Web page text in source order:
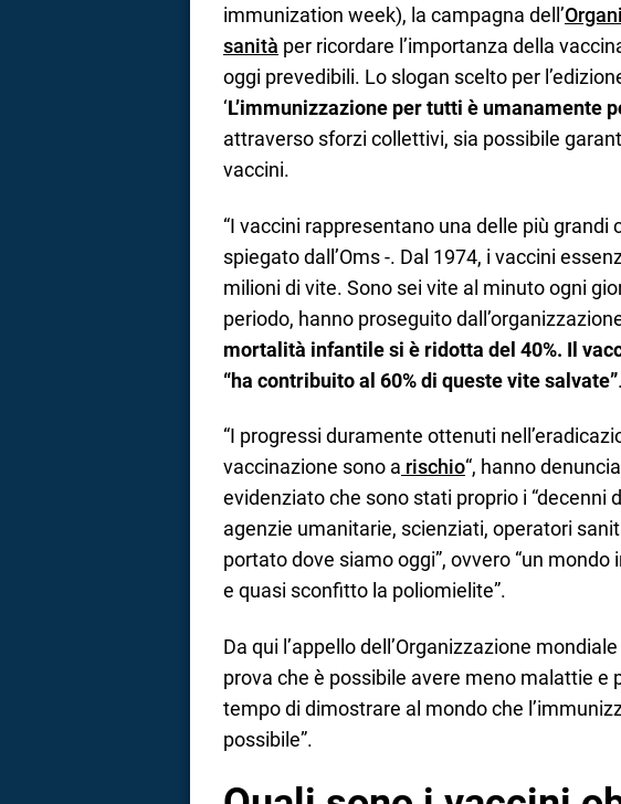
immunization week), la campagna dell’
sanità per ricordare l’importanza della
oggi prevedibili. Lo slogan scelto per
‘L’immunizzazione per tutti è umanamente
attraverso sforzi collettivi, sia possibile
vaccini.
“I vaccini rappresentano una delle più grandi
spiegato dall’Oms -. Dal 1974, i vaccini
milioni di vite. Sono sei vite al minuto ogni
periodo, hanno proseguito
mortalità infantile si è ridotta del 40%. Il
“ha contribuito al 60% di queste vite salvate”.
“I progressi duramente ottenuti
vaccinazione sono a rischio“, hanno
evidenziato che sono stati proprio i “decenni
agenzie umanitarie, scienziati, operatori
portato dove siamo oggi”, ovvero “un
e quasi sconfitto la poliomielite”.
Da qui l’appello dell’Organizzazione
prova che è possibile avere meno malattie e
tempo di dimostrare al mondo che
possibile”.